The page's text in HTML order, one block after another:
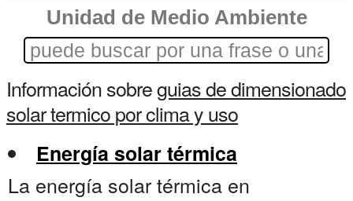
Unidad de Medio Ambiente
Información sobreguias de dimensionado
solar termico por clima y uso
Energía solar térmica
La energía solar térmica en